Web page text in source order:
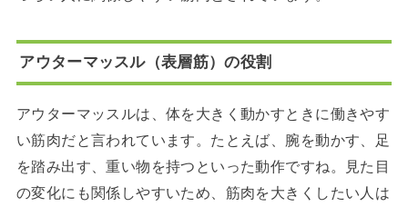
アウターマッスル（表層筋）の役割
アウターマッスルは、体を大きく動かすときに働きやす
い筋肉だと言われています。たとえば、腕を動かす、足
を踏み出す、重い物を持つといった動作ですね。見た目
の変化にも関係しやすいため、筋肉を大きくしたい人は